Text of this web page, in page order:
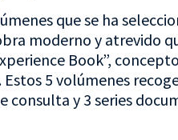
que se ha
moderno y atrevido
Book”,
5 volúmenes
consulta y 3 series